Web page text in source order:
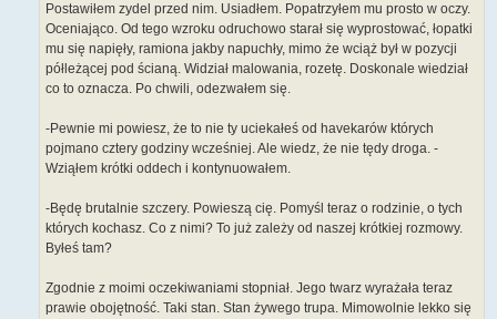
Postawiłem zydel przed nim. Usiadłem. Popatrzyłem mu prosto w oczy.
Oceniająco. Od tego wzroku odruchowo starał się wyprostować, łopatki
mu się napięły, ramiona jakby napuchły, mimo że wciąż był w pozycji
półleżącej pod ścianą. Widział malowania, rozetę. Doskonale wiedział
co to oznacza. Po chwili, odezwałem się.
-Pewnie mi powiesz, że to nie ty uciekałeś od havekarów których
pojmano cztery godziny wcześniej. Ale wiedz, że nie tędy droga. -
Wziąłem krótki oddech i kontynuowałem.
-Będę brutalnie szczery. Powieszą cię. Pomyśl teraz o rodzinie, o tych
których kochasz. Co z nimi? To już zależy od naszej krótkiej rozmowy.
Byłeś tam?
Zgodnie z moimi oczekiwaniami stopniał. Jego twarz wyrażała teraz
prawie obojętność. Taki stan. Stan żywego trupa. Mimowolnie lekko się